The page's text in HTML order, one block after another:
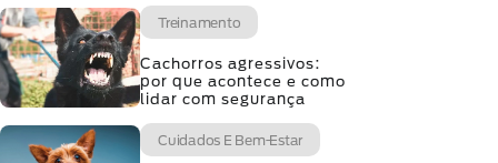
Treinamento
Cachorros agressivos:
por que acontece e como
lidar com segurança
Cuidados E Bem-Estar